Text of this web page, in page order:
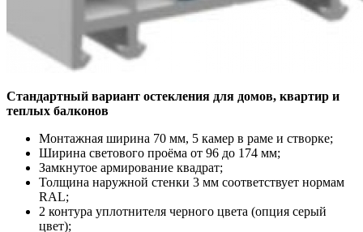
Стандартный вариант остекления для домов, квартир и
теплых балконов
Монтажная ширина 70 мм, 5 камер в раме и створке;
Ширина светового проёма от 96 до 174 мм;
Замкнутое армирование квадрат;
Толщина наружной стенки 3 мм соответствует нормам
RAL;
2 контура уплотнителя черного цвета (опция серый
цвет);